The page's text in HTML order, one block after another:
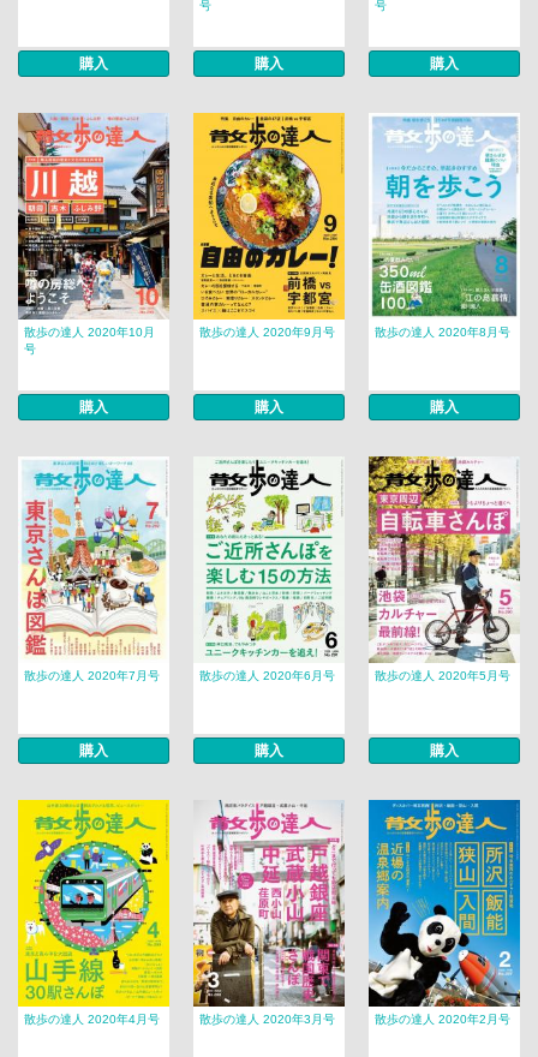
購入
号
購入
号
購入
散歩の達人 2020年10月
号
購入
散歩の達人 2020年9月号
購入
散歩の達人 2020年8月号
購入
散歩の達人 2020年7月号
購入
散歩の達人 2020年6月号
購入
散歩の達人 2020年5月号
購入
散歩の達人 2020年4月号 散歩の達人 2020年3月号 散歩の達人 2020年2月号